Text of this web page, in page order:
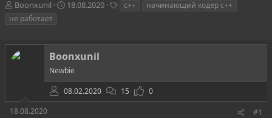
А
в
о
р
т
Boonxunil
Д
а
н
а
ч
а
л
а
18.08.2020
и
c++
начинающий кодер c++
не работает
Boonxunil
Newbie
08.02.2020
15
0
18.08.2020
#1